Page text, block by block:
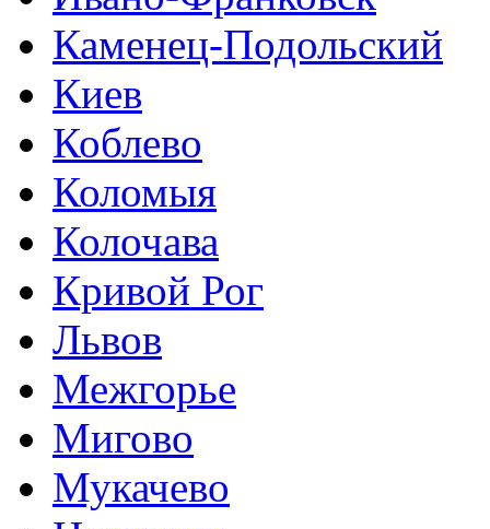
Каменец-Подольский
Киев
Коблево
Коломыя
Колочава
Кривой Рог
Львов
Межгорье
Мигово
Мукачево